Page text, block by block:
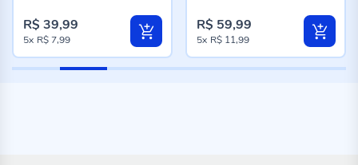
R$ 39,99
5x R$ 7,99
R$ 59,99
5x R$ 11,99